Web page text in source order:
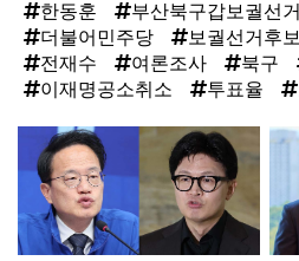
한동훈 부산북구갑보궐선거
더불어민주당
보궐선거후보
전재수
여론조사 북구
이재명공소취소
투표율
라
인